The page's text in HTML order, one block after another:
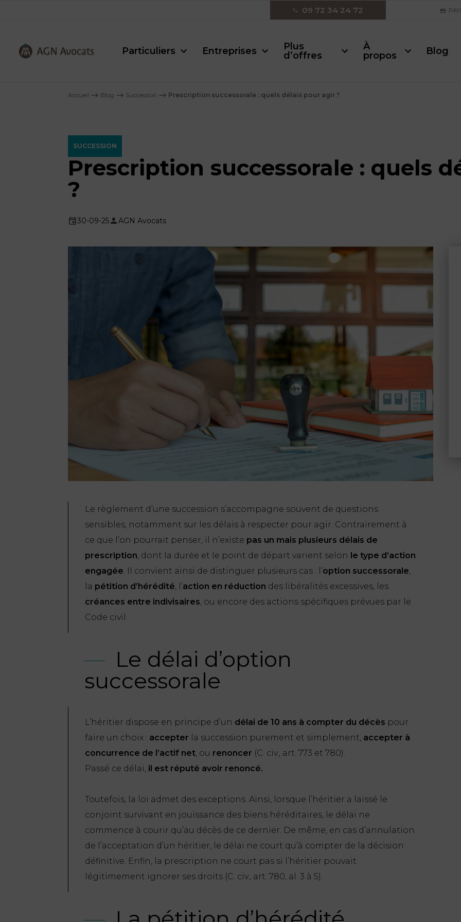
09 72 34 24 72
Particuliers Entreprises
Plus
d’offres
À
propos
Blog
Accueil ⟶ Blog ⟶ Succession ⟶ Prescription successorale : quels délais pour agir ?
SUCCESSION
Prescription successorale : quels
?
30-09-25 AGN Avocats
Le règlement d’une succession s’accompagne souvent de questions
sensibles, notamment sur les délais à respecter pour agir. Contrairement à
ce que l’on pourrait penser, il n’existe pas un mais plusieurs délais de
prescription , dont la durée et le point de départ varient selon le type d’action
engagée . Il convient ainsi de distinguer plusieurs cas : l’option successorale
la pétition d’hérédité , l’action en réduction des libéralités excessives, les
créances entre indivisaires , ou encore des actions spécifiques prévues par le
Code civil.
Le délai d’option
successorale
L’héritier dispose en principe d’un délai de 10 ans à compter du décès pour
faire un choix : accepter la succession purement et simplement, accepter à
concurrence de l’actif net , ou renoncer (C. civ., art. 773 et 780).
Passé ce délai, il est réputé avoir renoncé.
Toutefois, la loi admet des exceptions. Ainsi, lorsque l’héritier a laissé le
conjoint survivant en jouissance des biens héréditaires, le délai ne
commence à courir qu’au décès de ce dernier. De même, en cas d’annulation
de l’acceptation d’un héritier, le délai ne court qu’à compter de la décision
définitive. Enfin, la prescription ne court pas si l’héritier pouvait
légitimement ignorer ses droits (C. civ., art. 780, al. 3 à 5).